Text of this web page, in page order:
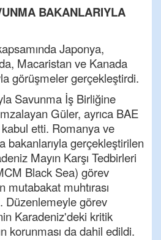
BAKANLARIYLA
Japonya,
Macaristan ve Kanada
görüşmeler gerçekleştirdi.
Savunma İş Birliğine
Güler, ayrıca BAE
etti. Romanya ve
bakanlarıyla gerçekleştirilen
Mayın Karşı Tedbirleri
Black Sea) görev
mutabakat muhtırası
Düzenlemeyle görev
Karadeniz'deki kritik
korunması da dahil edildi.